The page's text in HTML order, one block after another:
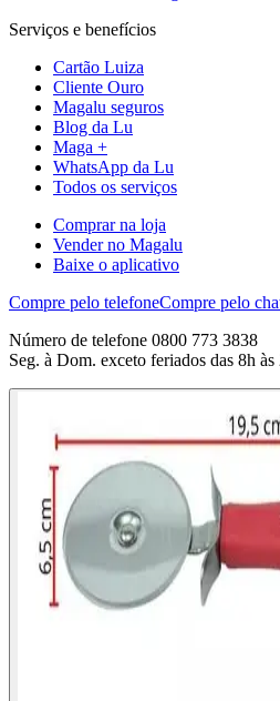
Serviços e benefícios
Cartão Luiza
Cliente Ouro
Magalu seguros
Blog da Lu
Maga +
WhatsApp da Lu
Todos os serviços
Comprar na loja
Vender no Magalu
Baixe o aplicativo
Compre pelo telefoneCompre pelo
Número de telefone 0800 773 3838
Seg. à Dom. exceto feriados das 8h às